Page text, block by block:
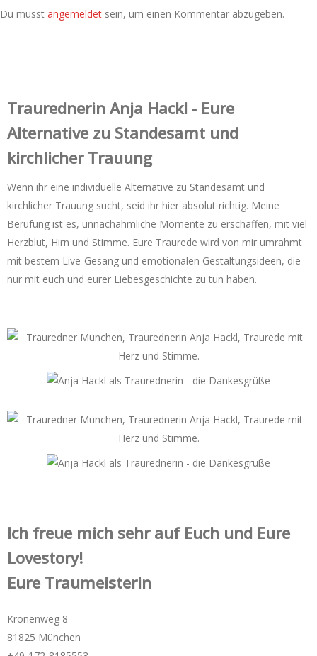
Du musst angemeldet sein, um einen Kommentar abzugeben.
Trauredner‌in Anja Hackl - Eure
Alternative zu Standesamt und
kirchlicher Trauung
Wenn ihr eine individuelle Alternative zu Standesamt und
kirchlicher Trauung sucht, seid ihr hier absolut richtig. Meine
Berufung ist es, unnachahmliche Momente zu erschaffen, mit viel
Herzblut, Hirn und Stimme. Eure Traurede wird von mir umrahmt
mit bestem Live-Gesang und emotionalen Gestaltungsideen, die
nur mit euch und eurer Liebesgeschichte zu tun haben.
Ich freue mich sehr auf Euch und Eure
Lovestory!
Eure Traumeisterin
Kronenweg 8
81825 München